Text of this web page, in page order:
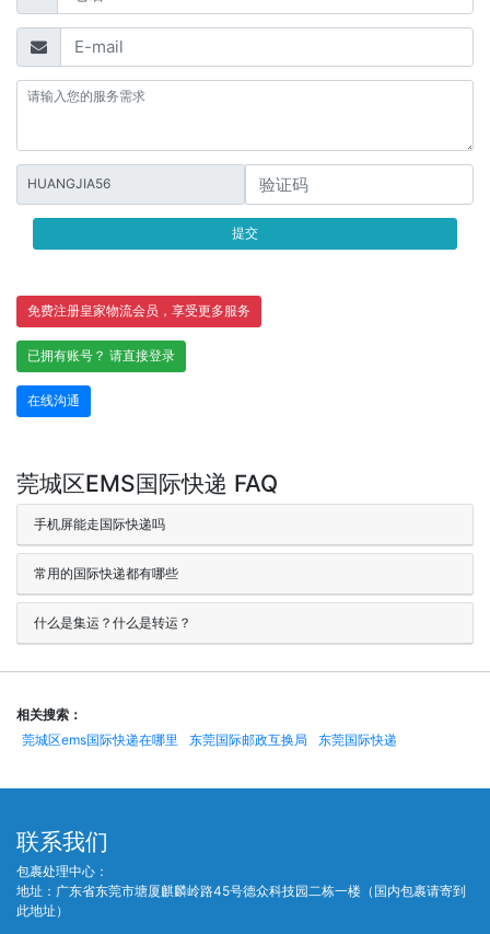
HUANGJIA56
提交
免费注册皇家物流会员，享受更多服务
已拥有账号？ 请直接登录
在线沟通
莞城区EMS国际快递 FAQ
手机屏能走国际快递吗
常用的国际快递都有哪些
什么是集运？什么是转运？
相关搜索：
莞城区ems国际快递在哪里
东莞国际邮政互换局 东莞国际快递
联系我们
包裹处理中心：
地址：广东省东莞市塘厦麒麟岭路45号德众科技园二栋一楼（国内包裹请寄到
此地址）